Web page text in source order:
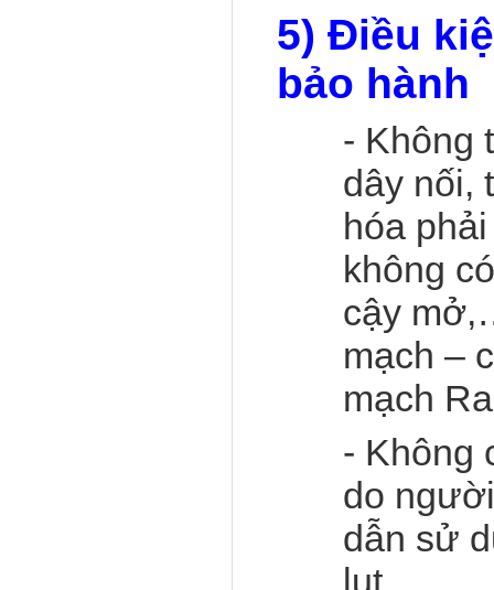
5) Điều
bảo hành
- Không
dây nối,
hóa
không
cậy
mạch –
mạch
- Không
do
dẫn sử
lụt,…